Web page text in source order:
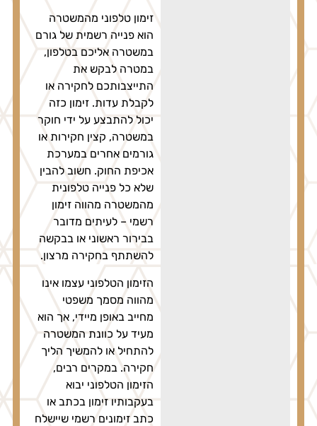
זימון טלפוני מהמשטרה
הוא פנייה רשמית של גורם
במשטרה אליכם בטלפון,
במטרה לבקש את
התייצבותכם לחקירה או
לקבלת עדות. זימון כזה
יכול להתבצע על ידי חוקר
במשטרה, קצין חקירות או
גורמים אחרים במערכת
אכיפת החוק. חשוב להבין
שלא כל פנייה טלפונית
מהמשטרה מהווה זימון
רשמי – לעיתים מדובר
בבירור ראשוני או בבקשה
להשתתף בחקירה מרצון.
הזימון הטלפוני עצמו אינו
מהווה מסמך משפטי
מחייב באופן מיידי, אך הוא
מעיד על כוונת המשטרה
להתחיל או להמשיך הליך
חקירה. במקרים רבים,
הזימון הטלפוני יבוא
בעקבותיו זימון בכתב או
כתב זימונים רשמי שיישלח